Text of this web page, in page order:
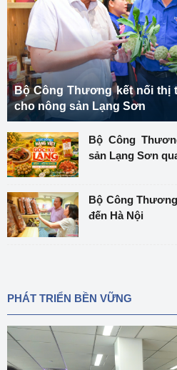
Bộ Công Thương kết nối thị
cho nông sản Lạng Sơn
Bộ Công
sản Lạng Sơn
Bộ Công
đến Hà Nội
PHÁT TRIỂN BỀN VỮNG